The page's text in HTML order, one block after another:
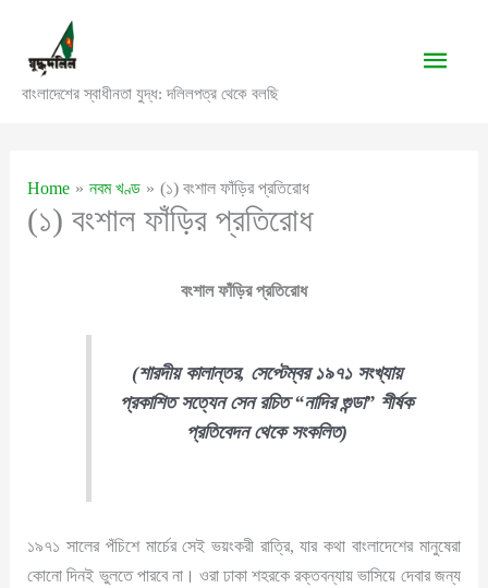
content
বাংলাদেশের স্বাধীনতা যুদ্ধ: দলিলপত্র থেকে বলছি
Main
Home নবম খণ্ড (১) বংশাল ফাঁড়ির প্রতিরোধ
(১) বংশাল ফাঁড়ির প্রতিরোধ
বংশাল ফাঁড়ির প্রতিরোধ
(শারদীয় কালান্তর, সেপ্টেম্বর ১৯৭১ সংখ্যায়
প্রকাশিত সত্যেন সেন রচিত “নাদির গুন্ডা” শীর্ষক
প্রতিবেদন থেকে সংকলিত)
১৯৭১ সালের পঁচিশে মার্চের সেই ভয়ংকরী রাত্রি, যার কথা বাংলাদেশের মানুষেরা
কোনো দিনই ভুলতে পারবে না। ওরা ঢাকা শহরকে রক্তবন্যায় ভাসিয়ে দেবার জন্য